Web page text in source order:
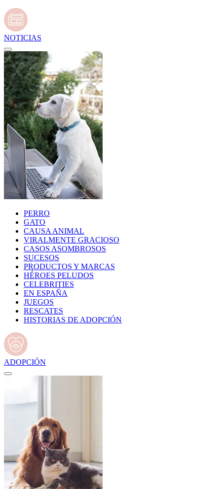
NOTICIAS
PERRO
GATO
CAUSA ANIMAL
VIRALMENTE GRACIOSO
CASOS ASOMBROSOS
SUCESOS
PRODUCTOS Y MARCAS
HÉROES PELUDOS
CELEBRITIES
EN ESPAÑA
JUEGOS
RESCATES
HISTORIAS DE ADOPCIÓN
ADOPCIÓN